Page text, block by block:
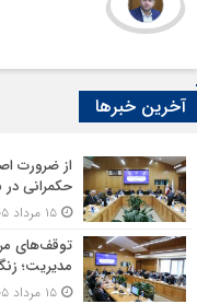
آخرین خبرها
از ضرورت
حکمرانی در
۱۵ مرداد ۱۴۰۵ - ۱۲:۵۴
توقف‌های
مدیریت؛
۱۵ مرداد ۱۴۰۵ - ۱۲:۲۷